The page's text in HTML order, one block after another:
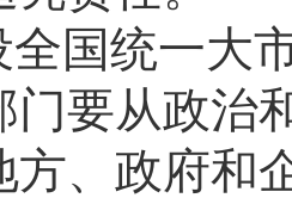
全国统一大
门要从政治
方、政府和